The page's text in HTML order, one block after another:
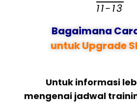
11-13
Bagaimana
untuk Upgrade
Untuk informasi
mengenai jadwal